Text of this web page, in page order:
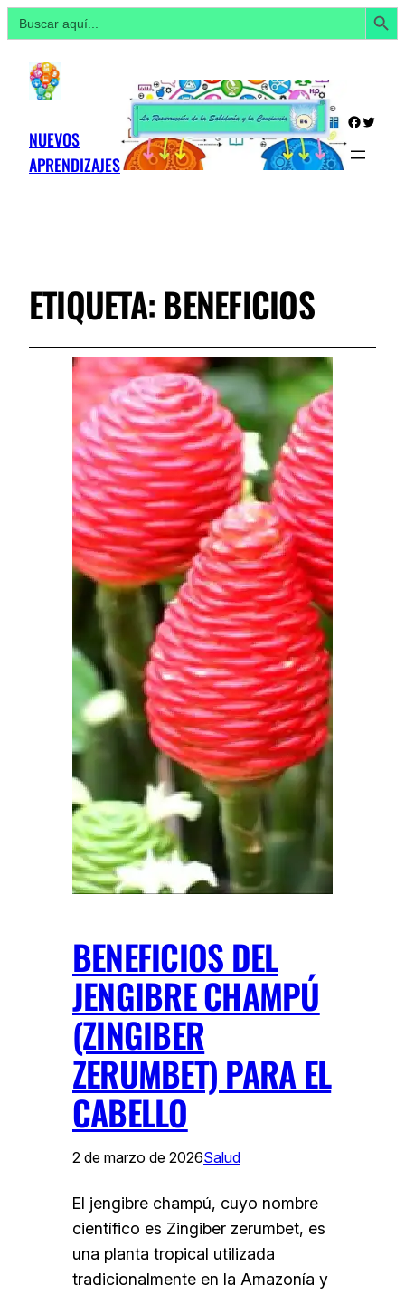
Buscar: Botón de
NUEVOS
APRENDIZAJES
Twitter
ETIQUETA:BENEFICIOS
BENEFICIOS DEL
JENGIBRE CHAMPÚ
(ZINGIBER
ZERUMBET) PARA EL
CABELLO
2 de marzo de 2026Salud
El jengibre champú, cuyo nombre
científico es Zingiber zerumbet, es
una planta tropical utilizada
tradicionalmente en la Amazonía y